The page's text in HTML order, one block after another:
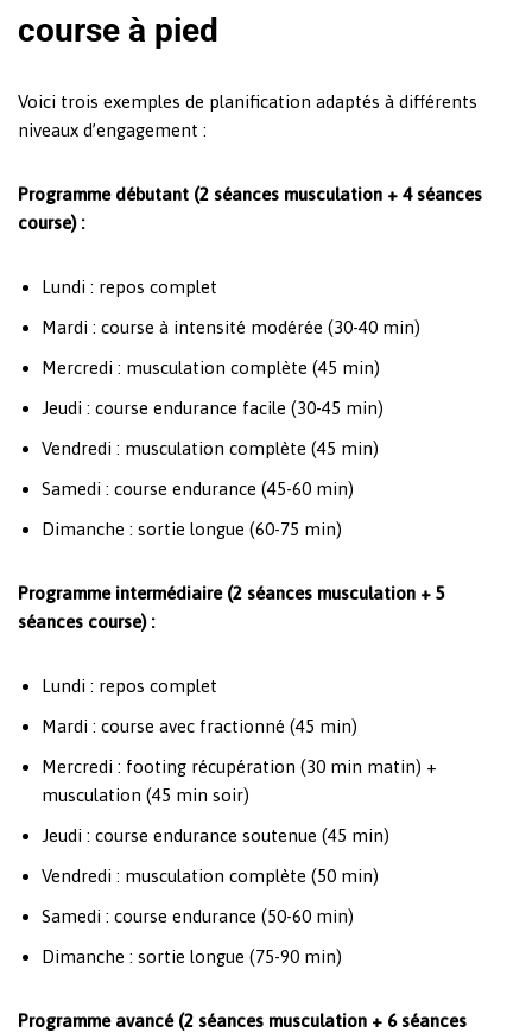
course à pied
Voici trois exemples de planification adaptés à différents
niveaux d’engagement :
Programme débutant (2 séances musculation + 4 séances
course) :
Lundi : repos complet
Mardi : course à intensité modérée (30-40 min)
Mercredi : musculation complète (45 min)
Jeudi : course endurance facile (30-45 min)
Vendredi : musculation complète (45 min)
Samedi : course endurance (45-60 min)
Dimanche : sortie longue (60-75 min)
Programme intermédiaire (2 séances musculation + 5
séances course) :
Lundi : repos complet
Mardi : course avec fractionné (45 min)
Mercredi : footing récupération (30 min matin) +
musculation (45 min soir)
Jeudi : course endurance soutenue (45 min)
Vendredi : musculation complète (50 min)
Samedi : course endurance (50-60 min)
Dimanche : sortie longue (75-90 min)
Programme avancé (2 séances musculation + 6 séances